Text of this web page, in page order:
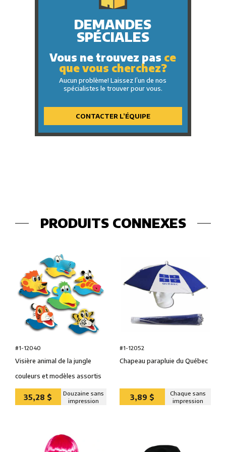
DEMANDES
SPÉCIALES
Vous ne trouvez pas ce
que vous cherchez?
Aucun problème! Laissez l’un de nos
spécialistes le trouver pour vous.
CONTACTER L’ÉQUIPE
PRODUITS CONNEXES
#1-12040
Visière animal de la jungle
couleurs et modèles assortis
35,28 $
Douzaine sans
impression
#1-12052
Chapeau parapluie du Québec
3,89 $
Chaque sans
impression